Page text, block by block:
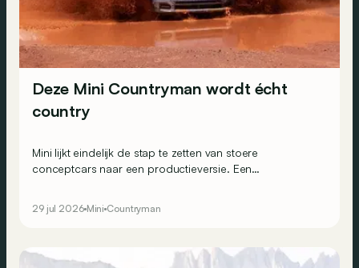
Deze Mini Countryman wordt écht
country
Mini lijkt eindelijk de stap te zetten van stoere
conceptcars naar een productieversie. Een
29 jul 2026 Mini Countryman